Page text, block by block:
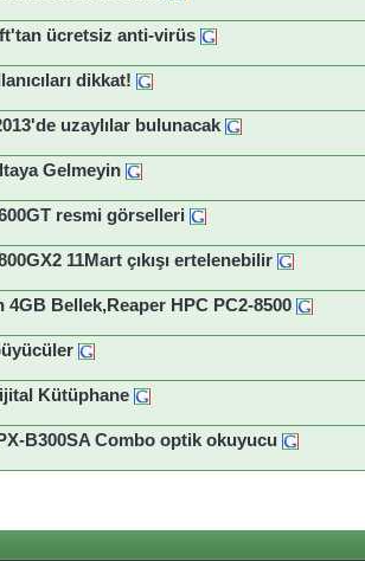
ücretsiz anti-virüs
dikkat!
uzaylılar bulunacak
Gelmeyin
resmi görselleri
11Mart çıkışı ertelenebilir
4GB Bellek,Reaper HPC PC2-8500
Kütüphane
B300SA Combo optik okuyucu